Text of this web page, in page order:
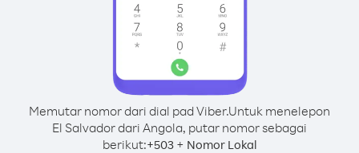
Memutar nomor dari dial pad Viber.Untuk menelepon
El Salvador dari Angola, putar nomor sebagai
berikut:+503+ Nomor Lokal